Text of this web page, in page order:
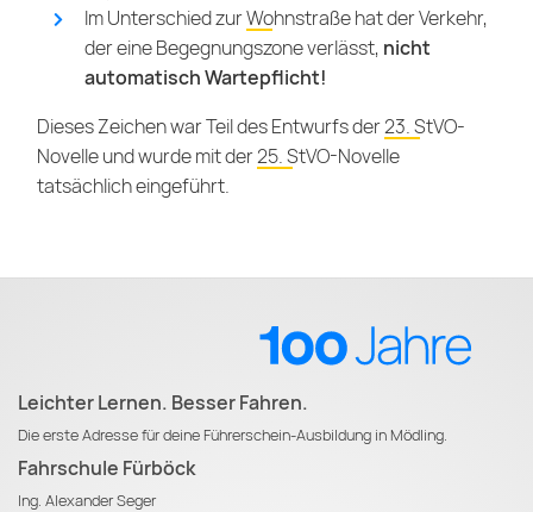
Im Unterschied zurWohnstraßehat der Verkehr,
der eine Begegnungszone verlässt, nicht
automatisch Wartepflicht!
Dieses Zeichen war Teil des Entwurfs der23. StVO-
Novelleund wurde mit der25. StVO-Novelle
tatsächlich eingeführt.
Leichter Lernen. Besser Fahren.
Die erste Adresse für deine Führerschein-Ausbildung in Mödling.
Fahrschule Fürböck
Ing. Alexander Seger